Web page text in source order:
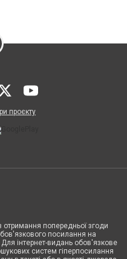
проєкту
отримання попередньої згоди
посилання на
інтернет-видань обов'язкове
систем гіперпосилання